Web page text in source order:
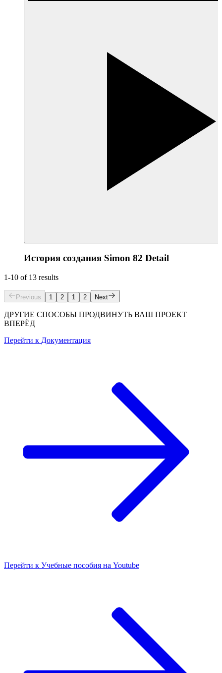
История создания Simon 82 Detail
1-10 of 13 results
Previous 1 2 1 2 Next
ДРУГИЕ СПОСОБЫ ПРОДВИНУТЬ ВАШ ПРОЕКТ
ВПЕРЁД
Перейти к Документация
Перейти к Учебные пособия на Youtube